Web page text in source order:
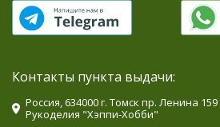
Контакты пункта выдачи:
Россия, 634000 г. Томск пр. Ленина
Рукоделия "Хэппи-Хобби"